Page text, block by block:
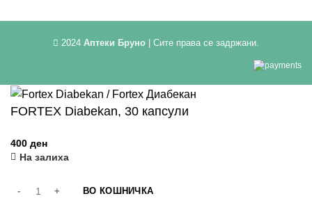
2024 Аптеки Бруно | Сите права се задржани.
FORTEX Diabekan, 30 капсули
На залиха
ВО КОШНИЧКА